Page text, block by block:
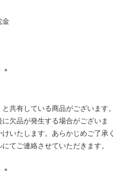
金
共有している商品がございます。
欠品が発生する場合がございま
いたします。あらかじめご了承く
てご連絡させていただきます。